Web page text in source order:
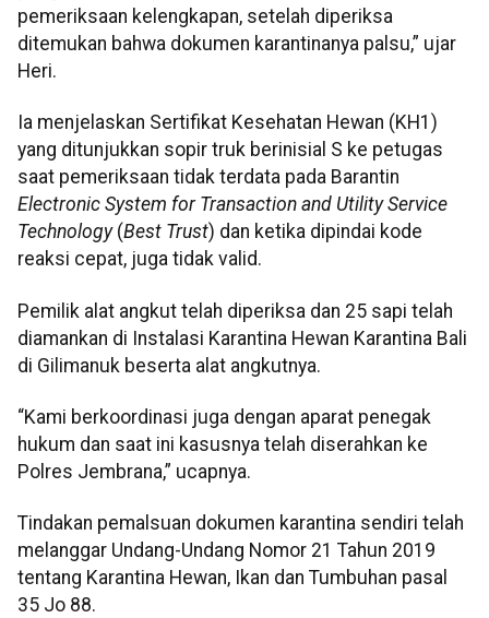
pemeriksaan kelengkapan, setelah diperiksa
ditemukan bahwa dokumen karantinanya palsu,” ujar
Heri.
Ia menjelaskan Sertifikat Kesehatan Hewan (KH1)
yang ditunjukkan sopir truk berinisial S ke petugas
saat pemeriksaan tidak terdata pada Barantin
Electronic System for Transaction and Utility Service
Technology(Best Trust) dan ketika dipindai kode
reaksi cepat, juga tidak valid.
Pemilik alat angkut telah diperiksa dan 25 sapi telah
diamankan di Instalasi Karantina Hewan Karantina Bali
di Gilimanuk beserta alat angkutnya.
“Kami berkoordinasi juga dengan aparat penegak
hukum dan saat ini kasusnya telah diserahkan ke
Polres Jembrana,” ucapnya.
Tindakan pemalsuan dokumen karantina sendiri telah
melanggar Undang-Undang Nomor 21 Tahun 2019
tentang Karantina Hewan, Ikan dan Tumbuhan pasal
35 Jo 88.